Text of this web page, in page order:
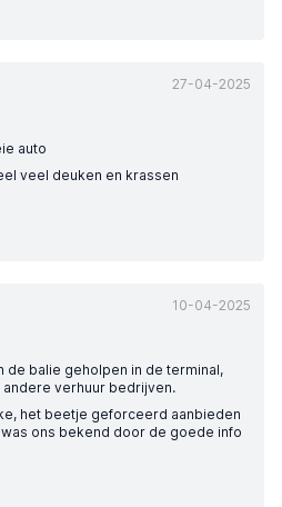
27-04-2025
auto
veel deuken en krassen
10-04-2025
de balie geholpen in de terminal,
verhuur bedrijven.
het beetje geforceerd aanbieden
ons bekend door de goede info